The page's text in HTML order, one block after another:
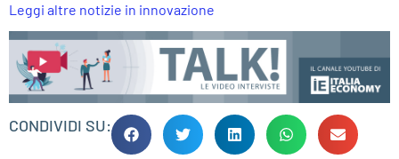
Leggi altre notizie in innovazione
CONDIVIDI SU: